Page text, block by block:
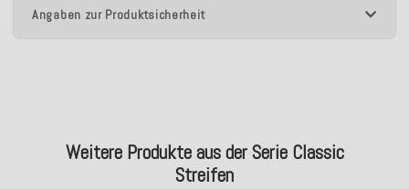
Angaben zur Produktsicherheit
Weitere Produkte aus der Serie Classic
Streifen